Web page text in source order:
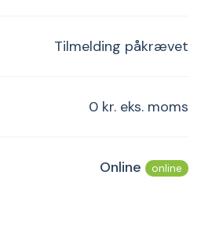
Tilmelding påkrævet
0 kr. eks. moms
Online online